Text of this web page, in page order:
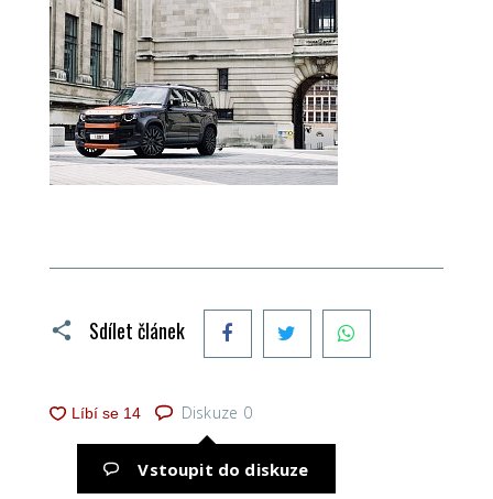
Sdílet článek FacebookTwitter
Diskuze 0
Vstoupit do diskuze